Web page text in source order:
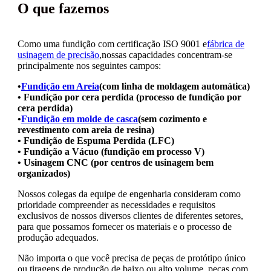
O que fazemos
Como uma fundição com certificação ISO 9001 efábrica de
usinagem de precisão,nossas capacidades concentram-se
principalmente nos seguintes campos:
•Fundição em Areia(com linha de moldagem automática)
• Fundição por cera perdida (processo de fundição por
cera perdida)
•Fundição em molde de casca(sem cozimento e
revestimento com areia de resina)
• Fundição de Espuma Perdida (LFC)
• Fundição a Vácuo (fundição em processo V)
• Usinagem CNC (por centros de usinagem bem
organizados)
Nossos colegas da equipe de engenharia consideram como
prioridade compreender as necessidades e requisitos
exclusivos de nossos diversos clientes de diferentes setores,
para que possamos fornecer os materiais e o processo de
produção adequados.
Não importa o que você precisa de peças de protótipo único
ou tiragens de produção de baixo ou alto volume, peças com